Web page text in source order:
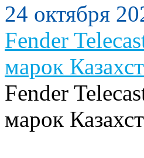
24 октября
Fender
марок
Fender
марок